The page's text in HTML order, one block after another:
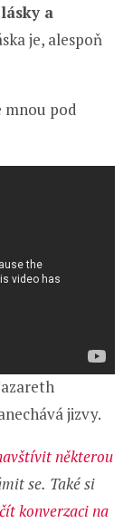
a
je, alespoň
mnou pod
jizvy.
některou
se. Také si
konverzaci na